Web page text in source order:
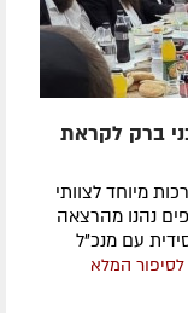
ברק לקראת
מיוחד לצוותי
נהנו מהרצאה
עם מנכ"ל
לסיפור המלא